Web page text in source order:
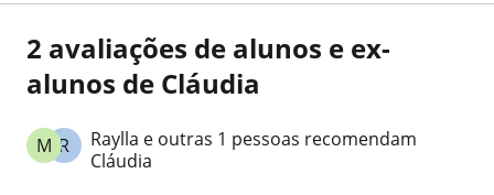
2 avaliações de alunos e ex-
alunos de Cláudia
R
M
Raylla e outras 1 pessoas recomendam
Cláudia